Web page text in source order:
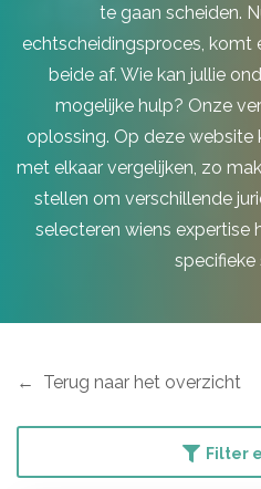
te gaan scheiden.
echtscheidingsproces, komt
beide af. Wie kan jullie
mogelijke hulp? Onze
oplossing. Op deze website
met elkaar vergelijken, zo
stellen om verschillende
selecteren wiens expertise
specifieke
Terug naar het overzicht
Filter